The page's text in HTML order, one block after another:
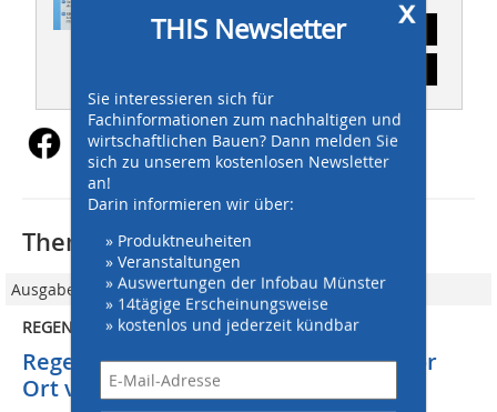
Abonnement
x
THIS Newsletter
Sie interessieren sich für
Fachinformationen zum nachhaltigen und
wirtschaftlichen Bauen? Dann melden Sie
sich zu unserem kostenlosen Newsletter
an!
Darin informieren wir über:
» Produktneuheiten
» Veranstaltungen
» Auswertungen der Infobau Münster
» 14tägige Erscheinungsweise
» kostenlos und jederzeit kündbar
Thematisch passende Artikel:
Ausgabe 04/2013
REGENWASSERBEHANDLUNG
Regenwasser von ­Verkehrsflächen vor
Ort versickern?